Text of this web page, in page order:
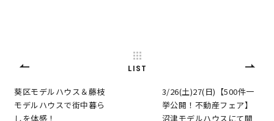
葵区モデルハウス＆藤枝
モデルハウスで街中暮ら
しを体感！
LIST
3/26(土)27(日)【500件一
挙公開！不動産フェア】
沼津モデルハウスにて開